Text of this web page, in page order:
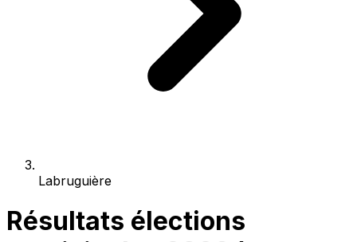
Labruguière
Résultats élections